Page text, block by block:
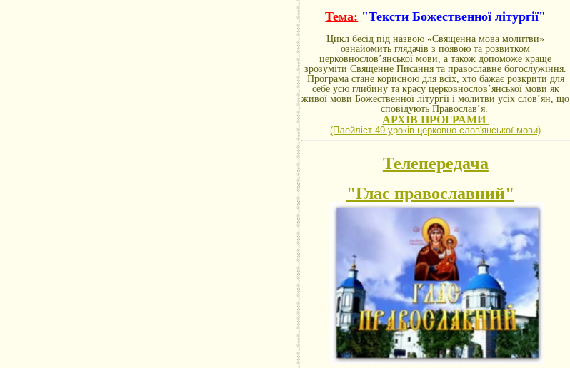
Тема: "Тексти Божественної літургії"
Цикл бесід під назвою «Священна мова молитви»
ознайомить глядачів з появою та розвитком
церковнослов’янської мови, а також допоможе краще
зрозуміти Священне Писання та православне богослужіння.
Програма стане корисною для всіх, хто бажає розкрити для
себе усю глибину та красу церковнослов’янської мови як
живої мови Божественної літургії і молитви усіх слов’ян, що
сповідують Православ’я.
АРХІВ ПРОГРАМИ
(Плейліст 49 уроків церковно-словꞌянської мови)
Телепередача
"Глас православний"